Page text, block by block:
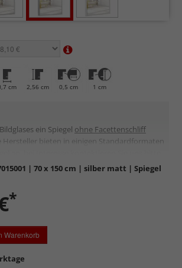
cm 2,56 cm 0,5 cm 1 cm
ein Spiegel ohne Facettenschliff
Hersteller bieten in einigen Standardformaten
an, bei Interesse kontaktieren Sie uns bitte.
| 70 x 150 cm | silber matt | Spiegel
*
Warenkorb